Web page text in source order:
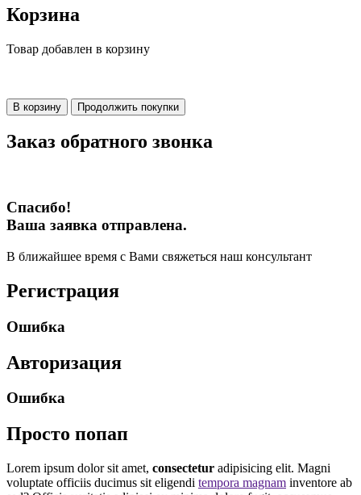
Корзина
Товар добавлен в корзину
В корзину Продолжить покупки
Заказ обратного звонка
Спасибо!
Ваша заявка отправлена.
В ближайшее время с Вами свяжеться наш консультант
Регистрация
Ошибка
Авторизация
Ошибка
Просто попап
Lorem ipsum dolor sit amet, consectetur adipisicing elit. Magni
voluptate officiis ducimus sit eligendi tempora magnam inventore ab